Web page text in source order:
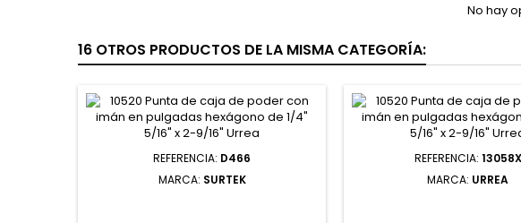
No hay
16 OTROS PRODUCTOS DE LA MISMA CATEGORÍA:
REFERENCIA: D466
MARCA: SURTEK
REFERENCIA: 13058X
MARCA: URREA